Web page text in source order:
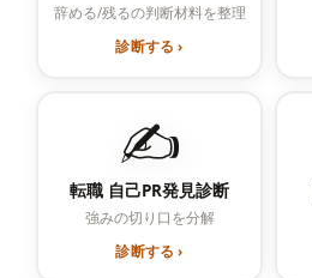
辞める/残るの判断材料を整理
診断する ›
✍️
転職 自己PR発見診断
強みの切り口を分解
診断する ›